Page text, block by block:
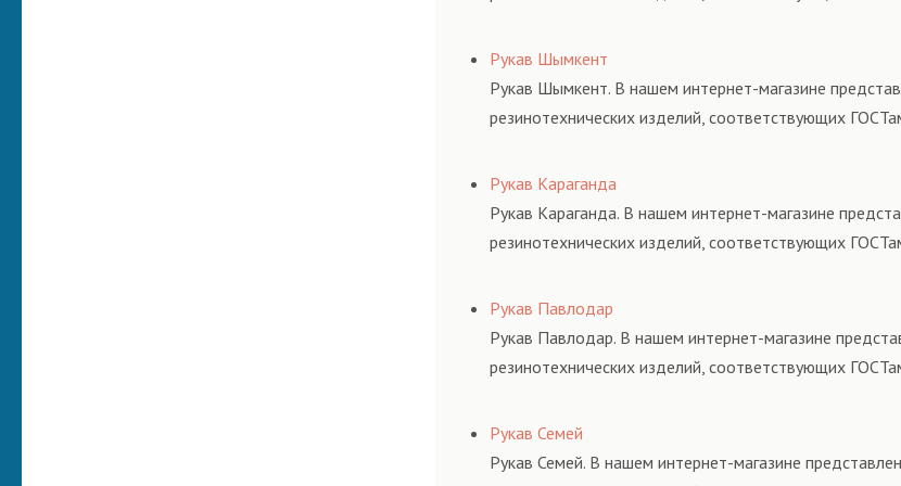
Рукав Шымкент
Рукав Шымкент. В нашем интернет-магазине
резинотехнических изделий, соответствующих
Рукав Караганда
Рукав Караганда. В нашем интернет-магазине
резинотехнических изделий, соответствующих
Рукав Павлодар
Рукав Павлодар. В нашем интернет-магазине
резинотехнических изделий, соответствующих
Рукав Семей
Рукав Семей. В нашем интернет-магазине